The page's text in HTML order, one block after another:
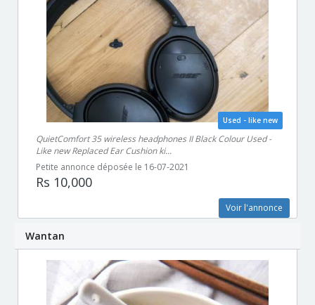
Used - like new
QuietComfort 35 wireless headphones II Black Colour Used -
Like new Replaced Ear Cushion ki...
Petite annonce déposée le 16-07-2021
Rs 10,000
Voir l'annonce
Wantan